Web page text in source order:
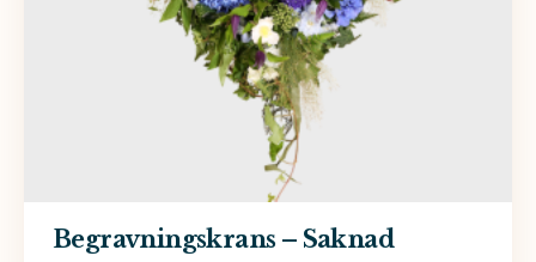
Begravningskrans – Saknad